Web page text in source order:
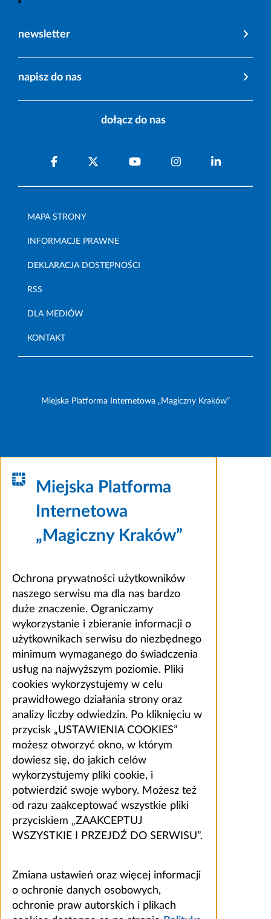
newsletter
napisz do nas
dołącz do nas
MAPA STRONY
INFORMACJE PRAWNE
DEKLARACJA DOSTĘPNOŚCI
RSS
DLA MEDIÓW
KONTAKT
Miejska Platforma Internetowa „Magiczny Kraków”
Miejska Platforma
Internetowa
„Magiczny Kraków”
Ochrona prywatności użytkowników
naszego serwisu ma dla nas bardzo
duże znaczenie. Ograniczamy
wykorzystanie i zbieranie informacji o
użytkownikach serwisu do niezbędnego
minimum wymaganego do świadczenia
usług na najwyższym poziomie. Pliki
cookies wykorzystujemy w celu
prawidłowego działania strony oraz
analizy liczby odwiedzin. Po kliknięciu w
przycisk „USTAWIENIA COOKIES”
możesz otworzyć okno, w którym
dowiesz się, do jakich celów
wykorzystujemy pliki cookie, i
potwierdzić swoje wybory. Możesz też
od razu zaakceptować wszystkie pliki
przyciskiem „ZAAKCEPTUJ
WSZYSTKIE I PRZEJDŹ DO SERWISU”.
Zmiana ustawień oraz więcej informacji
o ochronie danych osobowych,
ochronie praw autorskich i plikach